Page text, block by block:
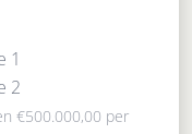
1
2
€500.000,00 per